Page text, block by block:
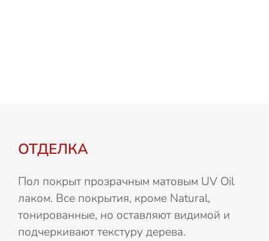
ОТДЕЛКА
Пол покрыт прозрачным матовым UV Oil
лаком. Все покрытия, кроме Natural,
тонированные, но оставляют видимой и
подчеркивают текстуру дерева.